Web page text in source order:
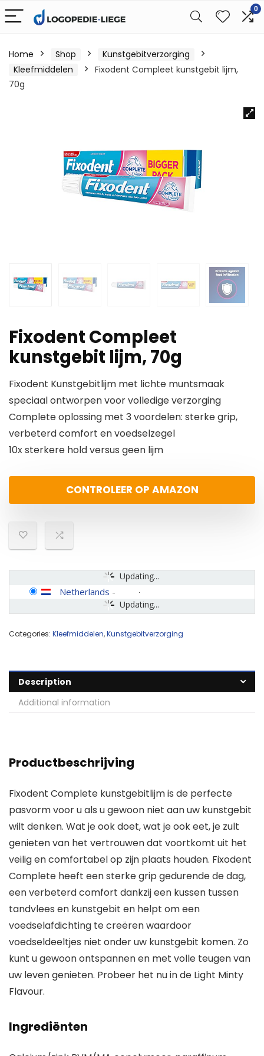
0
Home Shop
Kunstgebitverzorging
Kleefmiddelen
Fixodent Compleet kunstgebit lijm,
70g
Fixodent Compleet
kunstgebit lijm, 70g
Fixodent Kunstgebitlijm met lichte muntsmaak
speciaal ontworpen voor volledige verzorging
Complete oplossing met 3 voordelen: sterke grip,
verbeterd comfort en voedselzegel
10x sterkere hold versus geen lijm
CONTROLEER OP AMAZON
Updating...
Updating...
Netherlands -
Categories: Kleefmiddelen,Kunstgebitverzorging
Description
Additional information
Productbeschrijving
Fixodent Complete kunstgebitlijm is de perfecte
pasvorm voor u als u gewoon niet aan uw kunstgebit
wilt denken. Wat je ook doet, wat je ook eet, je zult
genieten van het vertrouwen dat voortkomt uit het
veilig en comfortabel op zijn plaats houden. Fixodent
Complete heeft een sterke grip gedurende de dag,
een verbeterd comfort dankzij een kussen tussen
tandvlees en kunstgebit en helpt om een
voedselafdichting te creëren waardoor
voedseldeeltjes niet onder uw kunstgebit komen. Zo
kunt u gewoon ontspannen en met volle teugen van
uw leven genieten. Probeer het nu in de Light Minty
Flavour.
Ingrediënten